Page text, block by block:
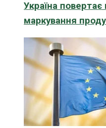
Україна повертає
маркування